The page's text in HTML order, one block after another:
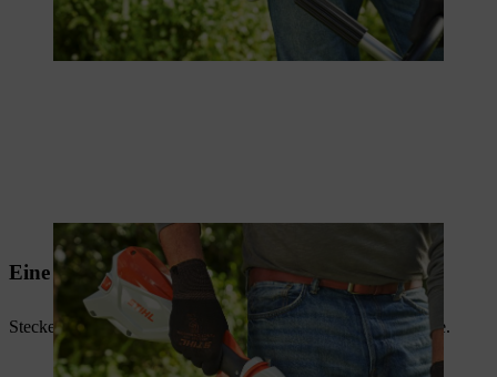
Eine Elektro-Motorsense starten
Stecken Sie den Netzstecker der Motorsense in eine Steckdose.